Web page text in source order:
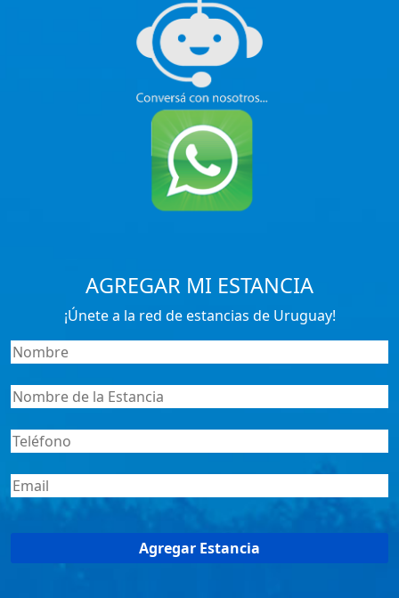
AGREGAR MI ESTANCIA
¡Únete a la red de estancias de Uruguay!